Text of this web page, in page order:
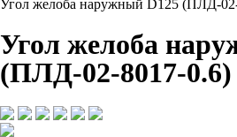
Угол желоба наружный D125 (ПЛД-
Угол желоба
(ПЛД-02-8017-0.6)